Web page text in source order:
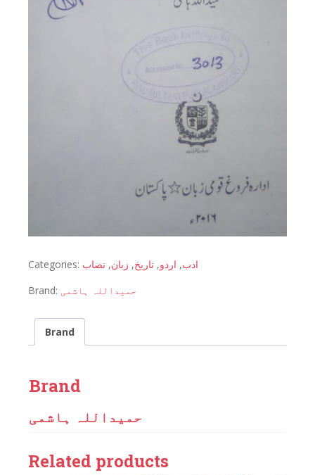
Categories: ادب, اردو, تاریخ, زبان, نصاب
Brand: حمیداللہ ہاشمی
Brand
Brand
حمیداللہ ہاشمی
Related products